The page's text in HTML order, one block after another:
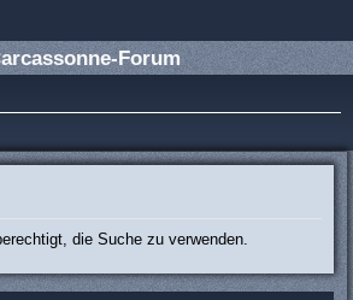
Forum
die Suche zu verwenden.